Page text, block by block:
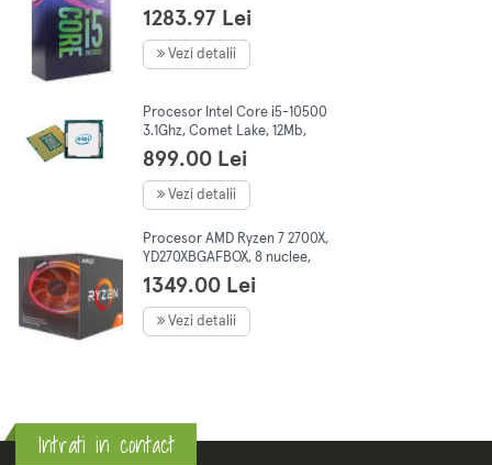
1151- Chipset seria 300
1283.97 Lei
Vezi detalii
Procesor Intel Core i5-10500
3.1Ghz, Comet Lake, 12Mb,
Socket 1200 TRAY
899.00 Lei
Vezi detalii
Procesor AMD Ryzen 7 2700X,
YD270XBGAFBOX, 8 nuclee,
4.35GHz, 20MB, AM4, 105W,
Wraith Prism cooler
1349.00 Lei
Vezi detalii
Intrati in contact